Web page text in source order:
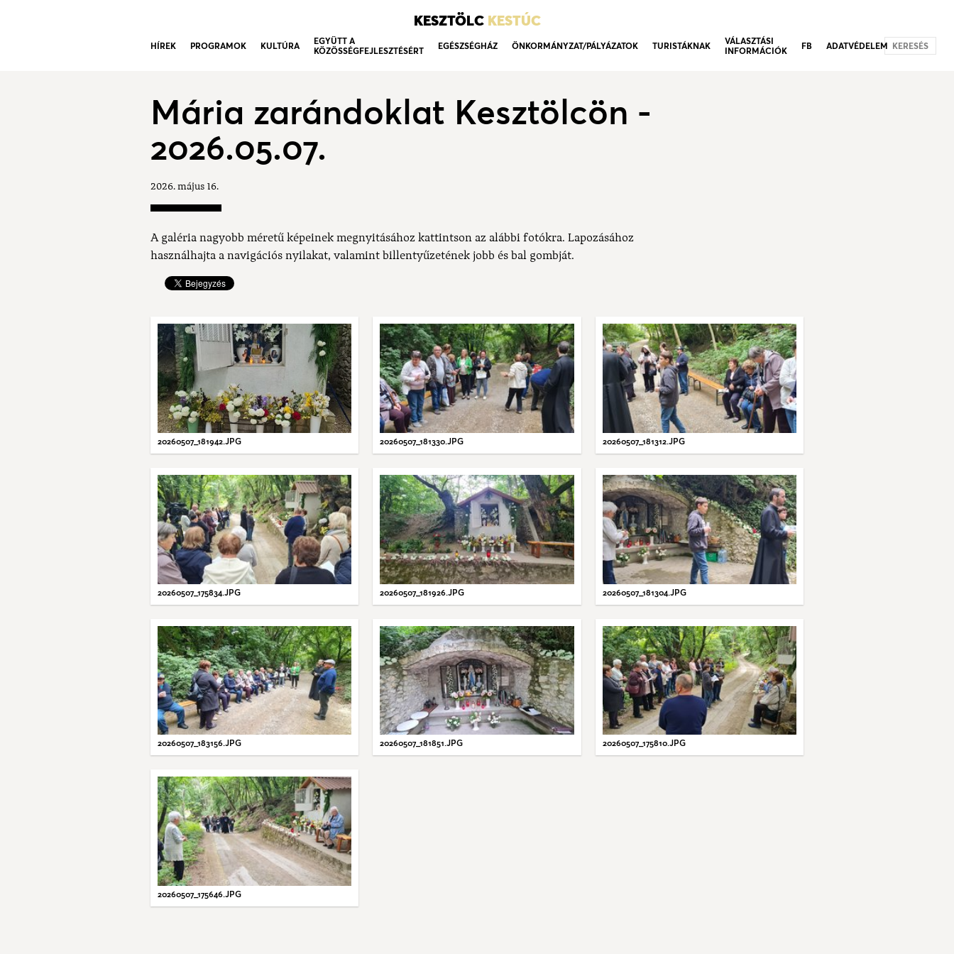
KESZTÖLC KESTÚC
HÍREK PROGRAMOK KULTÚRA
EGYÜTT A
KÖZÖSSÉGFEJLESZTÉSÉRT
EGÉSZSÉGHÁZ ÖNKORMÁNYZAT/PÁLYÁZATOK TURISTÁKNAK
VÁLASZTÁSI
INFORMÁCIÓK
FB ADATVÉDELEM KERESÉS
Mária zarándoklat Kesztölcön -
2026.05.07.
2026. május 16.
A galéria nagyobb méretű képeinek megnyitásához kattintson az alábbi fotókra. Lapozásához
használhajta a navigációs nyilakat, valamint billentyűzetének jobb és bal gombját.
20260507_181942.JPG 20260507_181330.JPG 20260507_181312.JPG
20260507_175834.JPG 20260507_181926.JPG 20260507_181304.JPG
20260507_183156.JPG 20260507_181851.JPG 20260507_175810.JPG
20260507_175646.JPG